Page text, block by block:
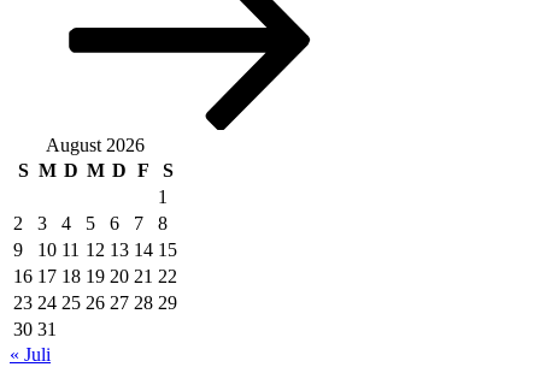
August 2026
S M D M D F
S
1
2
3 4 5 6 7
8
9
10 11 12 13 14 15
16 17 18 19 20 21 22
23 24 25 26 27 28 29
30 31
« Juli